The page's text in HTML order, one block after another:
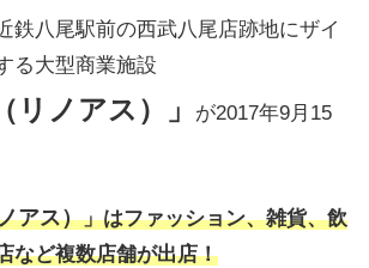
鉄八尾駅前の西武八尾店跡地にザイ
る大型商業施設
リノアス）」
が2017年9月15
アス）」はファッション、雑貨、飲
など複数店舗が出店！